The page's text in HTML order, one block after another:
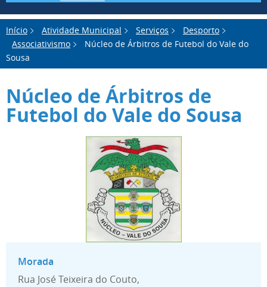
Início Atividade Municipal Serviços
Desporto
Associativismo
Núcleo de Árbitros de Futebol do Vale do
Sousa
Núcleo de Árbitros de
Futebol do Vale do Sousa
Rua José Teixeira do Couto,